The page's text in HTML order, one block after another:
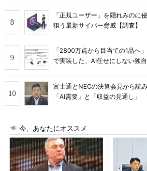
「正規ユーザー」を隠れみの
狙う最新サイバー脅威【調査】
「2800万点から目当ての1品へ
で実装した、AI任せにしない独
富士通とNECの決算会見から読
「AI需要」と「収益の見通し」
今、あなたにオススメ